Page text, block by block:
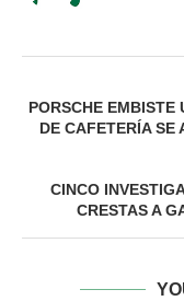
PORSCHE EMBISTE
DE CAFETERÍA SE
CINCO
CRESTAS A